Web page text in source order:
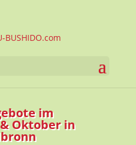
im
Oktober in